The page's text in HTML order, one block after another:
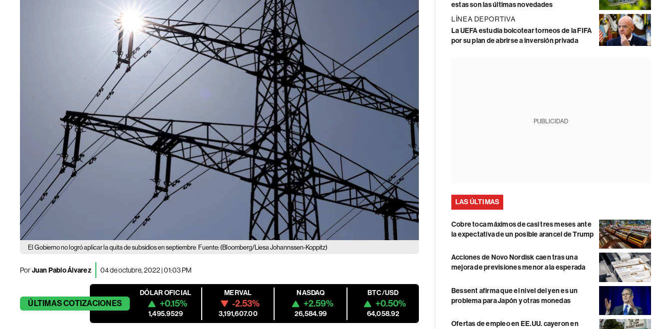
El Gobierno no logró aplicar la quita de subsidios en septiembre Fuente: (Bloomberg/Liesa Johannssen-Koppitz)
PorJuan Pablo Álvarez 04 de octubre, 2022 | 01:03 PM
ÚLTIMASCOTIZACIONES
DÓLAR OFICIAL
+0.15%
1,495.9529
MERVAL
-2.53%
3,191,607.00
NASDAQ
+2.59%
26,584.99
BTC/USD
+0.50%
64,058.92
estas son las últimas novedades
LÍNEA DEPORTIVA
La UEFA estudia boicotear torneos de la FIFA
por su plan de abrirse a inversión privada
PUBLICIDAD
LAS ÚLTIMAS
Cobre toca máximos de casi tres meses ante
la expectativa de un posible arancel de Trump
Acciones de Novo Nordisk caen tras una
mejora de previsiones menor a la esperada
Bessent afirma que el nivel del yen es un
problema para Japón y otras monedas
Ofertas de empleo en EE.UU. cayeron en